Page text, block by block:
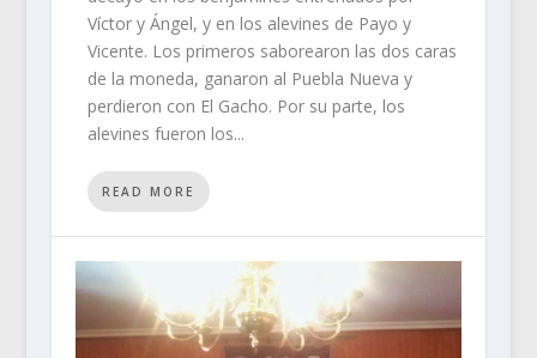
Víctor y Ángel, y en los alevines de Payo y
Vicente. Los primeros saborearon las dos caras
de la moneda, ganaron al Puebla Nueva y
perdieron con El Gacho. Por su parte, los
alevines fueron los...
READ MORE